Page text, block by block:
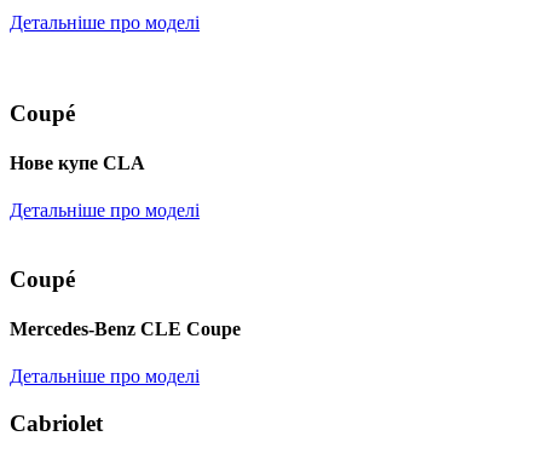
Детальніше про моделі
Coupé
Нове купе CLA
Детальніше про моделі
Coupé
Mercedes-Benz CLE Coupe
Детальніше про моделі
Cabriolet